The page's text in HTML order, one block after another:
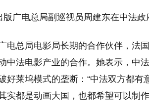
版广电总局副巡视员周建东在中法
电总局电影局长期的合作伙伴，法
中法电影产业的合作。她表示，中
好莱坞模式的垄断：“中法双方都有
实都是动画大国，也都希望可以制